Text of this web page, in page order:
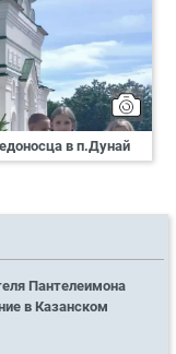
в п.Дунай
Пантелеимона
в Казанском